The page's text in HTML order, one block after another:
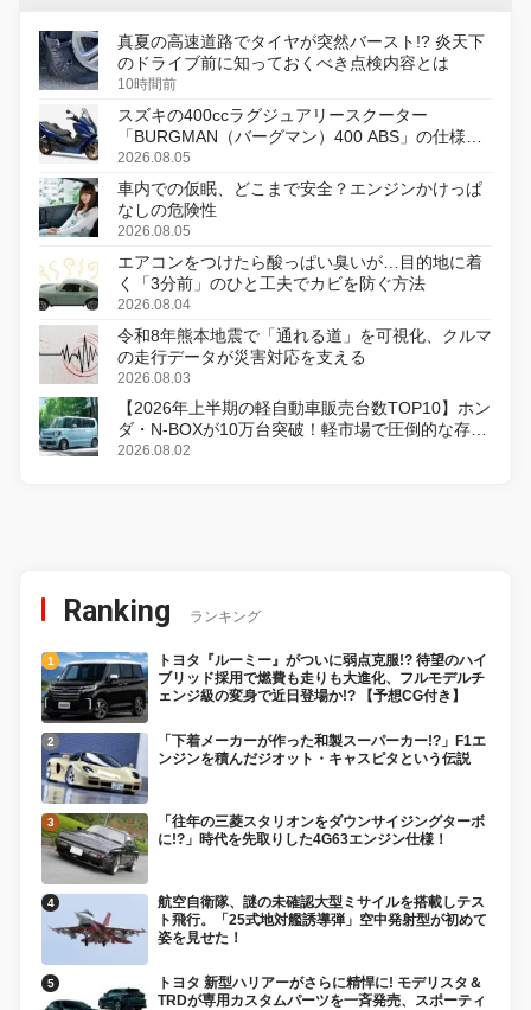
真夏の高速道路でタイヤが突然バースト!? 炎天下
のドライブ前に知っておくべき点検内容とは
10時間前
スズキの400ccラグジュアリースクーター
「BURGMAN（バーグマン）400 ABS」の仕様を
変更し、8月18日に発売
2026.08.05
車内での仮眠、どこまで安全？エンジンかけっぱ
なしの危険性
2026.08.05
エアコンをつけたら酸っぱい臭いが…目的地に着
く「3分前」のひと工夫でカビを防ぐ方法
2026.08.04
令和8年熊本地震で「通れる道」を可視化、クルマ
の走行データが災害対応を支える
2026.08.03
【2026年上半期の軽自動車販売台数TOP10】ホン
ダ・N-BOXが10万台突破！軽市場で圧倒的な存在
感
2026.08.02
Ranking ランキング
トヨタ『ルーミー』がついに弱点克服!? 待望のハイ
ブリッド採用で燃費も走りも大進化、フルモデルチ
ェンジ級の変身で近日登場か!? 【予想CG付き】
「下着メーカーが作った和製スーパーカー!?」F1エ
ンジンを積んだジオット・キャスピタという伝説
「往年の三菱スタリオンをダウンサイジングターボ
に!?」時代を先取りした4G63エンジン仕様！
航空自衛隊、謎の未確認大型ミサイルを搭載しテス
ト飛行。「25式地対艦誘導弾」空中発射型が初めて
姿を見せた！
トヨタ 新型ハリアーがさらに精悍に! モデリスタ＆
TRDが専用カスタムパーツを一斉発売、スポーティ